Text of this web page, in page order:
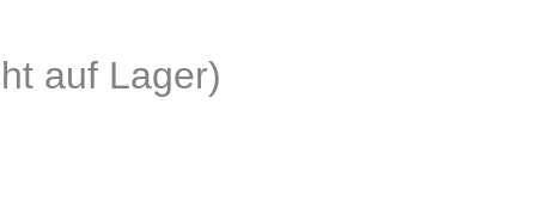
auf Lager)